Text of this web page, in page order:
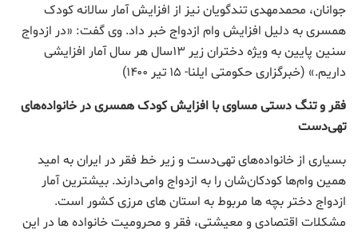
جوانان، محمدمهدی تندگویان نیز از افزایش آمار سالانه کودک
همسری به دلیل افزایش وام ازدواج خبر داد. وی گفت: «در ازدواج
سنین پایین به ویژه دختران زیر ۱۳سال هر سال آمار افزایشی
داریم.» (خبرگزاری حکومتی ایلنا- ۱۵ تیر ۱۴۰۰)
فقر و تنگ دستی مساوی با افزایش کودک همسری در خانواده‌های
تهی‌دست
بسیاری از خانواده‌های تهی‌دست و زیر خط فقر در ایران به امید
همین وام‌ها کودکان‌شان را به ازدواج وامی‌دارند. بیشترین آمار
ازدواج دختر بچه ها مربوط به استان های مرزی کشور است.
مشکلات اقتصادی و معیشتی، فقر و محرومیت خانواده ها در این